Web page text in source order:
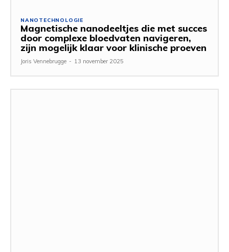
NANOTECHNOLOGIE
Magnetische nanodeeltjes die met succes
door complexe bloedvaten navigeren,
zijn mogelijk klaar voor klinische proeven
Joris Vennebrugge - 13 november 2025